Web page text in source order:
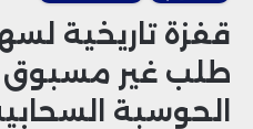
قفزة تاريخية
طلب غير
الحوسبة